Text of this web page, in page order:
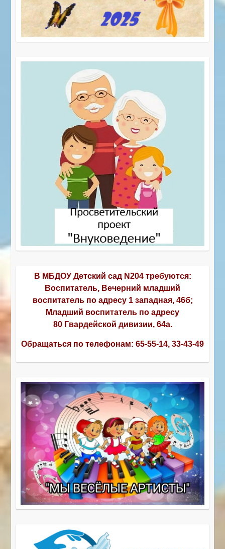
В МБДОУ Детский сад N204 требуются:
Воспитатель, Вечерний младший
воспитатель по адресу 1 западная, 46б;
Младший воспитатель по адресу
80 Гвардейской дивизии, 64а.
Обращаться по телефонам: 65-55-14, 33-43-49